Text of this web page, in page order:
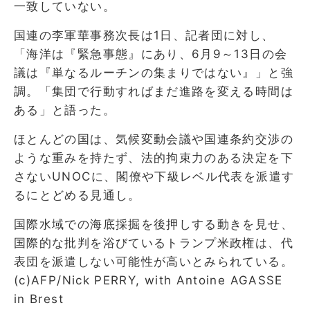
一致していない。
国連の李軍華事務次長は1日、記者団に対し、
「海洋は『緊急事態』にあり、6月9～13日の会
議は『単なるルーチンの集まりではない』」と強
調。「集団で行動すればまだ進路を変える時間は
ある」と語った。
ほとんどの国は、気候変動会議や国連条約交渉の
ような重みを持たず、法的拘束力のある決定を下
さないUNOCに、閣僚や下級レベル代表を派遣す
るにとどめる見通し。
国際水域での海底採掘を後押しする動きを見せ、
国際的な批判を浴びているトランプ米政権は、代
表団を派遣しない可能性が高いとみられている。
(c)AFP/Nick PERRY, with Antoine AGASSE
in Brest